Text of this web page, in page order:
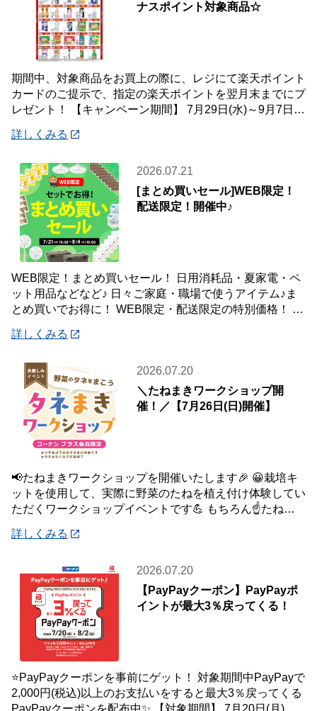
ナスポイント対象商品☆
期間中、対象商品をお買上の際に、レジにて楽天ポイント
カードのご提示で、指定の楽天ポイントを翌月末までにプ
レゼント！ 【キャンペーン期間】 7月29日(水)～9月7日
詳しくみる
2026.07.21
[まとめ買いセール]WEB限定！
配送限定！開催中♪
WEB限定！まとめ買いセール！ 日用消耗品・夏家電・ペ
ット用品などなど♪ 日々ご家庭・職場で使うアイテム♪ま
とめ買いでお得に！ WEB限定・配送限定の特別価格！ た
詳しくみる
2026.07.20
＼たねまきワークショップ開
催！／【7月26日(日)開催】
📢たねまきワークショップを開催いたします🎉 😀栽培キ
ットを使用して、実際に野菜のたねを植え付け体験してい
ただくワークショップイベントです💪 もちろん☝️たねを
詳しくみる
2026.07.20
【PayPayクーポン】PayPayポ
イントが最大3％戻ってくる！
⭐PayPayクーポンを事前にゲット！ 対象期間中PayPayで
2,000円(税込)以上のお支払いをすると最大3％戻ってくる